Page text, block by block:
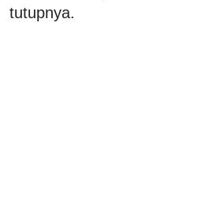
tutupnya.